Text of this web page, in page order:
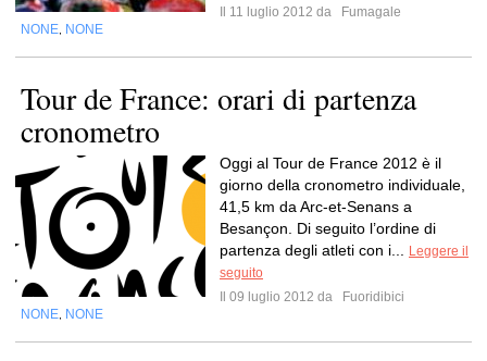
Il 11 luglio 2012 da
Fumagale
NONE NONE
Tour de France: orari di partenza
cronometro
Oggi al Tour de France 2012 è il
giorno della cronometro individuale,
41,5 km da Arc-et-Senans a
Besançon. Di seguito l’ordine di
partenza degli atleti con i...
Leggere il
seguito
Il 09 luglio 2012 da
Fuoridibici
NONE NONE